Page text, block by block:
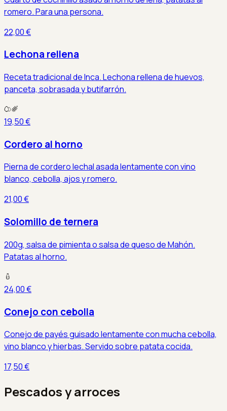
romero. Para una persona.
22,00 €
Lechona rellena
Receta tradicional de Inca. Lechona rellena de huevos,
panceta, sobrasada y butifarrón.
19,50 €
Cordero al horno
Pierna de cordero lechal asada lentamente con vino
blanco, cebolla, ajos y romero.
21,00 €
Solomillo de ternera
200g, salsa de pimienta o salsa de queso de Mahón.
Patatas al horno.
24,00 €
Conejo con cebolla
Conejo de payés guisado lentamente con mucha cebolla,
vino blanco y hierbas. Servido sobre patata cocida.
17,50 €
Pescados y arroces